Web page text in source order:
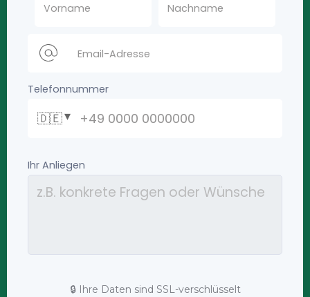
🔒 Ihre Daten sind SSL-verschlüsselt